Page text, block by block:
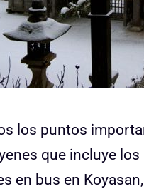
los puntos
que incluye
en bus en